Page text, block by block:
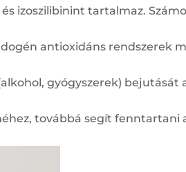
izoszilibinint tartalmaz.
antioxidáns rendszerek
gyógyszerek) bejutását
továbbá segít fenntartani